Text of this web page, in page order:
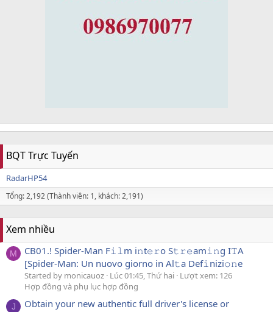
BQT Trực Tuyến
RadarHP54
Tổng: 2,192 (Thành viên: 1, khách: 2,191)
Xem nhiều
M
CB01.! Spider-Man F𝚒𝚕m i𝚗t𝚎𝚛o S𝚝𝚛𝚎am𝚒𝚗g I𝚃A
[Spider-Man: Un nuovo giorno in Al𝚝a Def𝚒nizi𝚘𝚗e
Started by monicauoz Lúc 01:45, Thứ hai Lượt xem: 126
Hợp đồng và phụ lục hợp đồng
J
Obtain your new authentic full driver's license or